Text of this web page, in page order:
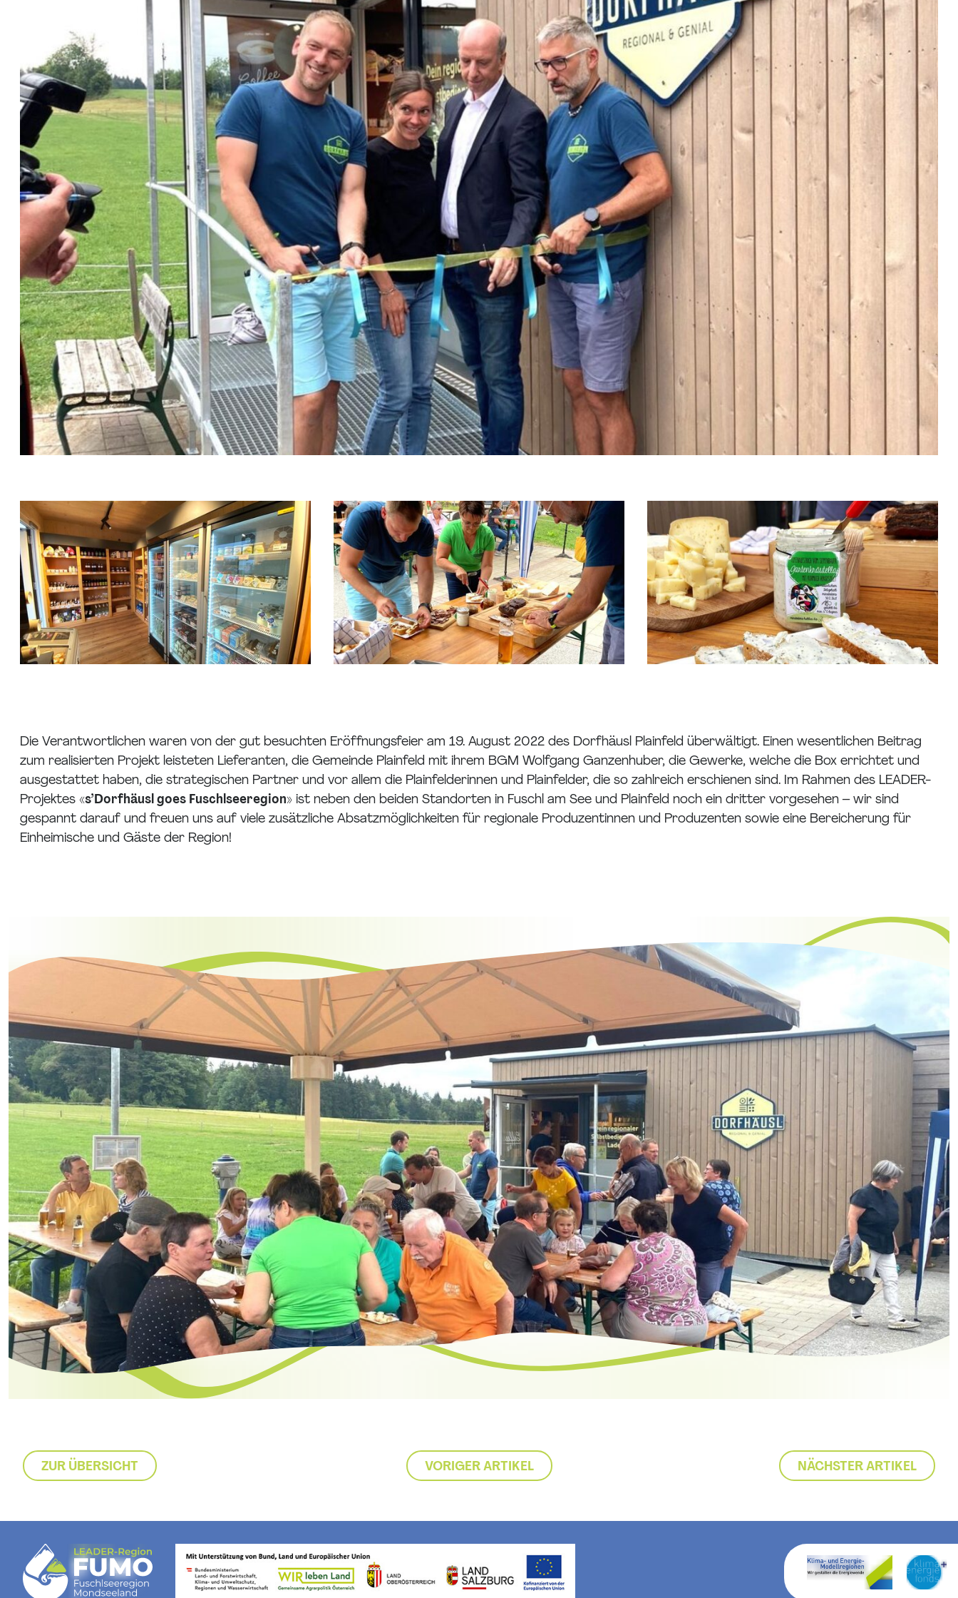
Die Verantwortlichen waren von der gut besuchten Eröffnungsfeier am 19. August 2022 des Dorfhäusl Plainfeld überwältigt. Einen wesentlichen Beitrag
zum realisierten Projekt leisteten Lieferanten, die Gemeinde Plainfeld mit ihrem BGM Wolfgang Ganzenhuber, die Gewerke, welche die Box errichtet und
ausgestattet haben, die strategischen Partner und vor allem die Plainfelderinnen und Plainfelder, die so zahlreich erschienen sind. Im Rahmen des LEADER-
Projektes «s’Dorfhäusl goes Fuschlseeregion» ist neben den beiden Standorten in Fuschl am See und Plainfeld noch ein dritter vorgesehen – wir sind
gespannt darauf und freuen uns auf viele zusätzliche Absatzmöglichkeiten für regionale Produzentinnen und Produzenten sowie eine Bereicherung für
Einheimische und Gäste der Region!
ZUR ÜBERSICHT VORIGER ARTIKEL NÄCHSTER ARTIKEL